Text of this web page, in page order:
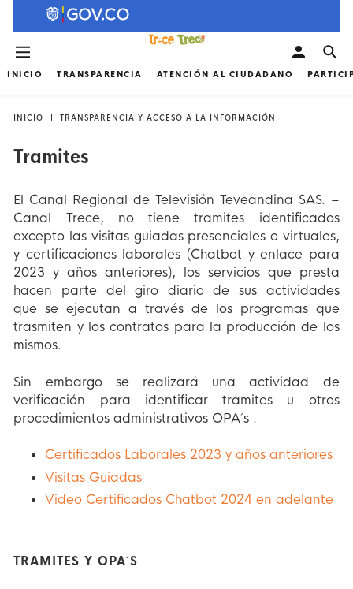
INICIO TRANSPARENCIA ATENCIÓN AL CIUDADANO
INICIO TRANSPARENCIA Y ACCESO A LA INFORMACIÓN
Tramites
El Canal Regional de Televisión Teveandina SAS. –
Canal Trece, no tiene tramites identificados
excepto las visitas guiadas presenciales o virtuales,
y certificaciones laborales (Chatbot y enlace para
2023 y años anteriores), los servicios que presta
hacen parte del giro diario de sus actividades
que se ejecutan a través de los programas que
trasmiten y los contratos para la producción de los
mismos.
Sin embargo se realizará una actividad de
verificación para identificar tramites u otros
procedimientos administrativos OPA´s .
Certificados Laborales 2023 y años anteriores
Visitas Guiadas
Video Certificados Chatbot 2024 en adelante
TRAMITES Y OPA´S